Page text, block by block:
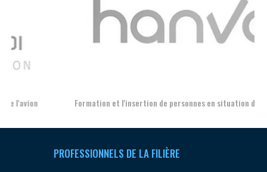
Formation et l'insertion de personnes en situation de handicap
PROFESSIONNELS DE LA FILIÈRE